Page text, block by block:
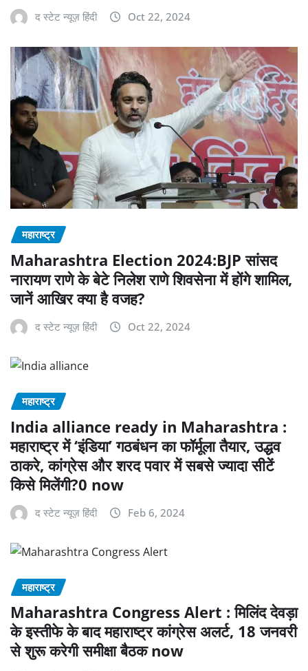
द स्टेट न्यूज़ हिंदी Oct 22, 2024
महाराष्‍ट्र
Maharashtra Election 2024:BJP सांसद
नारायण राणे के बेटे निलेश राणे शिवसेना में होंगे शामिल,
जानें आखिर क्या है वजह?
द स्टेट न्यूज़ हिंदी Oct 22, 2024
महाराष्‍ट्र
India alliance ready in Maharashtra :
महाराष्ट्र में ‘इंडिया’ गठबंधन का फॉर्मूला तैयार, उद्धव
ठाकरे, कांग्रेस और शरद पवार में सबसे ज्यादा सीटें
किसे मिलेंगी?0 now
द स्टेट न्यूज़ हिंदी Feb 6, 2024
महाराष्‍ट्र
Maharashtra Congress Alert : मिलिंद देवड़ा
के इस्तीफे के बाद महाराष्ट्र कांग्रेस अलर्ट, 18 जनवरी
से शुरू करेगी समीक्षा बैठक now